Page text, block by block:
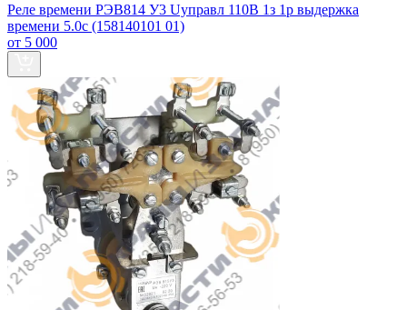
Реле времени РЭВ814 У3 Uуправл 110В 1з 1р выдержка
времени 5.0с (158140101 01)
от 5 000